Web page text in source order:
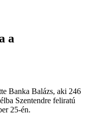
a
Banka Balázs, aki 246
Szentendre feliratú
25-én.